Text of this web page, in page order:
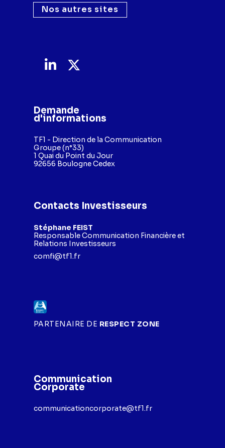
Contacts Investisseurs
Stéphane FEIST
Responsable Communication Financière et
Relations Investisseurs
comfi@tf1.fr
Demande
d'informations
TF1 - Direction de la Communication
Groupe (n°33)
1 Quai du Point du Jour
92656 Boulogne Cedex
PARTENAIRE DE RESPECT ZONE
Nos autres sites
Communication
Corporate
communicationcorporate@tf1.fr